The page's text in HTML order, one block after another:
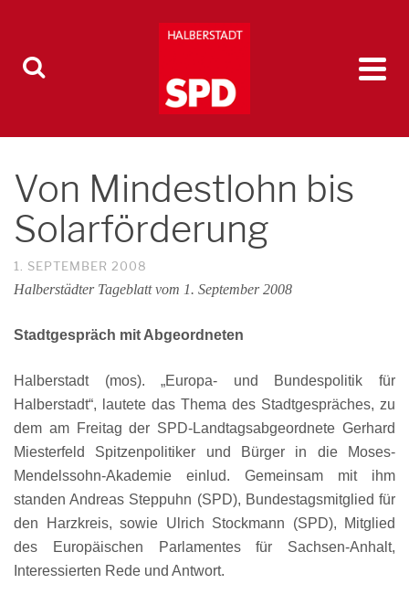
Von Mindestlohn bis
Solarförderung
1. SEPTEMBER 2008
Halberstädter Tageblatt vom 1. September 2008
Stadtgespräch mit Abgeordneten
Halberstadt (mos). „Europa- und Bundespolitik für
Halberstadt“, lautete das Thema des Stadtgespräches, zu
dem am Freitag der SPD-Landtagsabgeordnete Gerhard
Miesterfeld Spitzenpolitiker und Bürger in die Moses-
Mendelssohn-Akademie einlud. Gemeinsam mit ihm
standen Andreas Steppuhn (SPD), Bundestagsmitglied für
den Harzkreis, sowie Ulrich Stockmann (SPD), Mitglied
des Europäischen Parlamentes für Sachsen-Anhalt,
Interessierten Rede und Antwort.